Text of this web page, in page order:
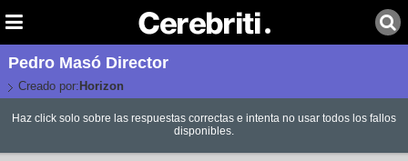
Pedro Masó Director
Creado por: Horizon
Haz click solo sobre las respuestas correctas e intenta no usar todos los fallos
disponibles.